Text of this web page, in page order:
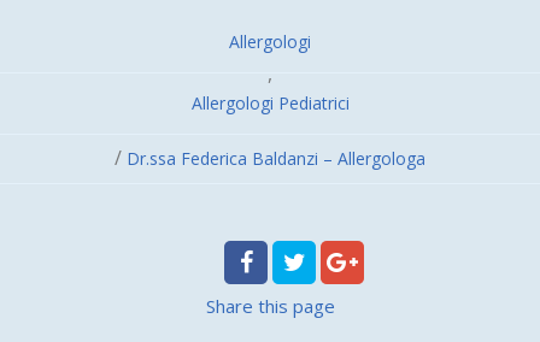
Allergologi
,
Allergologi Pediatrici
/ Dr.ssa Federica Baldanzi – Allergologa
Share this page